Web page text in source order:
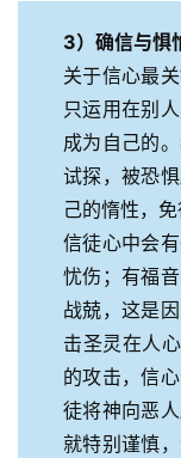
3）确信与惧
关于信心最
只运用在别
成为自己的
试探，被恐
己的惰性，
信徒心中会
忧伤；有福
战兢，这是
击圣灵在人
的攻击，信
徒将神向恶
就特别谨慎